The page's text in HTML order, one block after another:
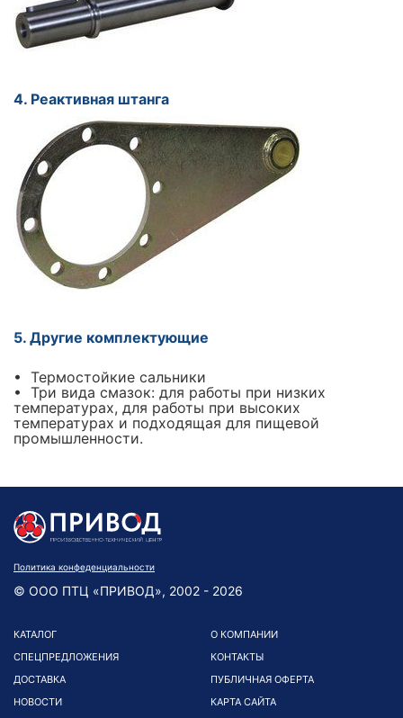
4. Реактивная штанга
5. Другие комплектующие
• Термостойкие сальники
• Три вида смазок: для работы при низких
температурах, для работы при высоких
температурах и подходящая для пищевой
промышленности.
Политика конфеденциальности
© ООО ПТЦ «ПРИВОД», 2002 - 2026
КАТАЛОГ
СПЕЦПРЕДЛОЖЕНИЯ
ДОСТАВКА
НОВОСТИ
О КОМПАНИИ
КОНТАКТЫ
ПУБЛИЧНАЯ ОФЕРТА
КАРТА САЙТА